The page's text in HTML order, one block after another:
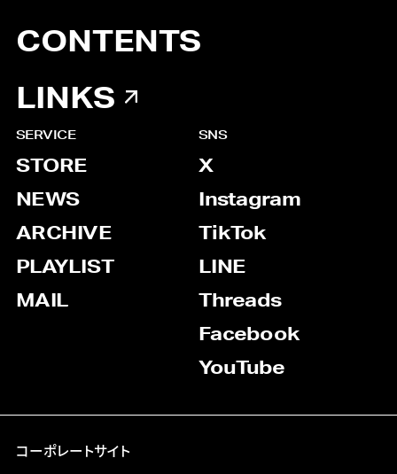
CONTENTS
LINKS
SERVICE
STORE
NEWS
ARCHIVE
PLAYLIST
MAIL
SNS
X
Instagram
TikTok
LINE
Threads
Facebook
YouTube
コーポレートサイト